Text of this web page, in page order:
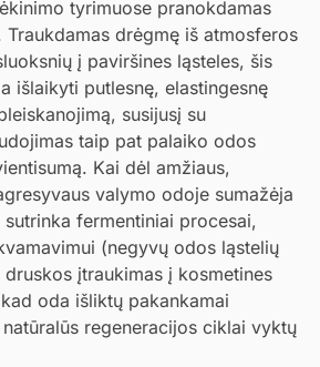
tyrimuose pranokdamas
Traukdamas drėgmę iš atmosferos
į paviršines ląsteles, šis
išlaikyti putlesnę, elastingesnę
susijusį su
taip pat palaiko odos
Kai dėl amžiaus,
valymo odoje sumažėja
fermentiniai procesai,
(negyvų odos ląstelių
įtraukimas į kosmetines
oda išliktų pakankamai
regeneracijos ciklai vyktų